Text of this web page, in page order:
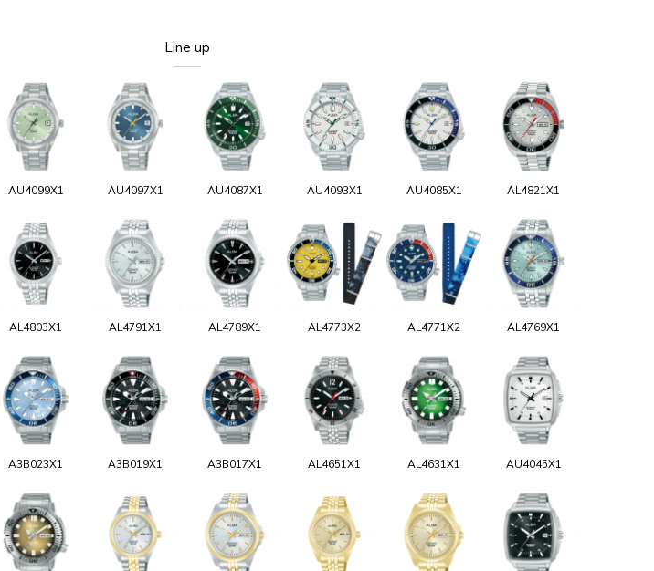
Line up
AU4099X1 AU4097X1 AU4087X1 AU4093X1 AU4085X1 AL4821X1
AL4803X1 AL4791X1 AL4789X1 AL4773X2 AL4771X2 AL4769X1
A3B023X1 A3B019X1 A3B017X1 AL4651X1 AL4631X1 AU4045X1